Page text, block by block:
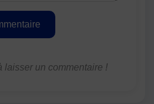
laisser un commentaire !